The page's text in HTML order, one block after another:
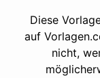
Diese
auf
nicht,